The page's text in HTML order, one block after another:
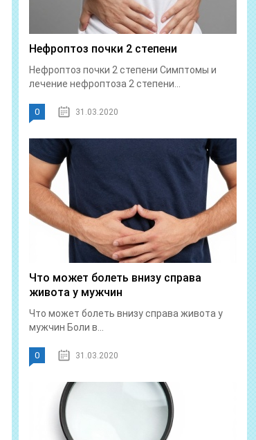
Нефроптоз почки 2 степени
Нефроптоз почки 2 степени Симптомы и
лечение нефроптоза 2 степени...
0 31.03.2020
Что может болеть внизу справа
живота у мужчин
Что может болеть внизу справа живота у
мужчин Боли в...
0 31.03.2020